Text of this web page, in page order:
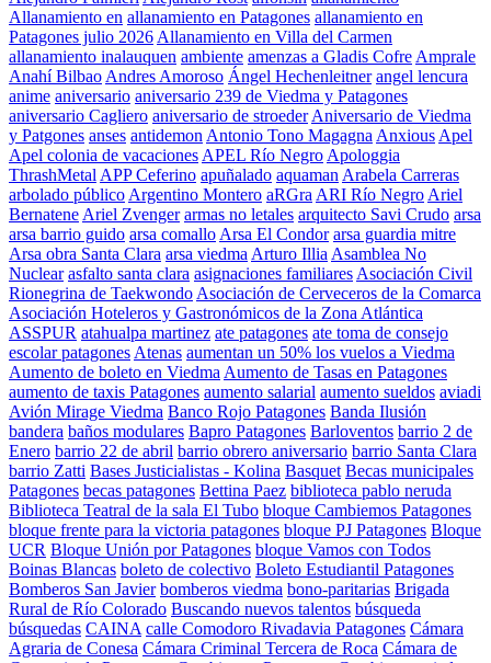
Allanamiento en allanamiento en Patagones allanamiento en
Patagones julio 2026 Allanamiento en Villa del Carmen
allanamiento inalauquen ambiente amenzas a Gladis Cofre Amprale
Anahí Bilbao Andres Amoroso Ángel Hechenleitner angel lencura
anime aniversario aniversario 239 de Viedma y Patagones
aniversario Cagliero aniversario de stroeder Aniversario de Viedma
y Patgones anses antidemon Antonio Tono Magagna Anxious Apel
Apel colonia de vacaciones APEL Río Negro Apologgia
ThrashMetal APP Ceferino apuñalado aquaman Arabela Carreras
arbolado público Argentino Montero aRGra ARI Río Negro Ariel
Bernatene Ariel Zvenger armas no letales arquitecto Savi Crudo arsa
arsa barrio guido arsa comallo Arsa El Condor arsa guardia mitre
Arsa obra Santa Clara arsa viedma Arturo Illia Asamblea No
Nuclear asfalto santa clara asignaciones familiares Asociación Civil
Rionegrina de Taekwondo Asociación de Cerveceros de la Comarca
Asociación Hoteleros y Gastronómicos de la Zona Atlántica
ASSPUR atahualpa martinez ate patagones ate toma de consejo
escolar patagones Atenas aumentan un 50% los vuelos a Viedma
Aumento de boleto en Viedma Aumento de Tasas en Patagones
aumento de taxis Patagones aumento salarial aumento sueldos aviadi
Avión Mirage Viedma Banco Rojo Patagones Banda Ilusión
bandera baños modulares Bapro Patagones Barloventos barrio 2 de
Enero barrio 22 de abril barrio obrero aniversario barrio Santa Clara
barrio Zatti Bases Justicialistas - Kolina Basquet Becas municipales
Patagones becas patagones Bettina Paez biblioteca pablo neruda
Biblioteca Teatral de la sala El Tubo bloque Cambiemos Patagones
bloque frente para la victoria patagones bloque PJ Patagones Bloque
UCR Bloque Unión por Patagones bloque Vamos con Todos
Boinas Blancas boleto de colectivo Boleto Estudiantil Patagones
Bomberos San Javier bomberos viedma bono-paritarias Brigada
Rural de Río Colorado Buscando nuevos talentos búsqueda
búsquedas CAINA calle Comodoro Rivadavia Patagones Cámara
Agraria de Conesa Cámara Criminal Tercera de Roca Cámara de